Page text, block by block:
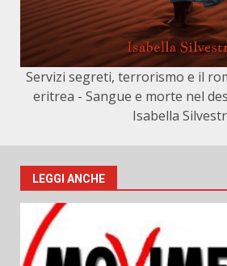
Servizi segreti, terrorismo e il
eritrea - Sangue e morte nel
Isabella
LEGGI ANCHE